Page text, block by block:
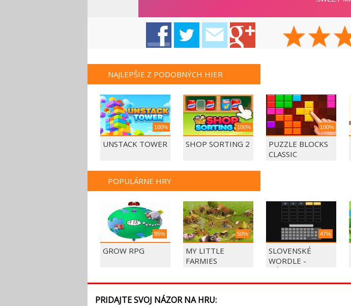
NAJLEPŠIE Z PODOBNÝCH HIER
100%
UNSTACK TOWER
100%
SHOP SORTING 2
100%
PUZZLE BLOCKS
CLASSIC
POPULÁRNE HRY
85%
GROW RPG
50%
MY LITTLE
FARMIES
47%
SLOVENSKÉ
WORDLE -
PRIDAJTE SVOJ NÁZOR NA HRU: